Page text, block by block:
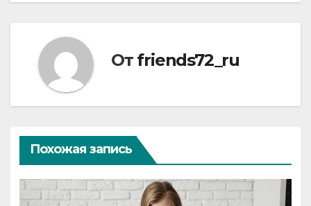
От friends72_ru
Похожая запись